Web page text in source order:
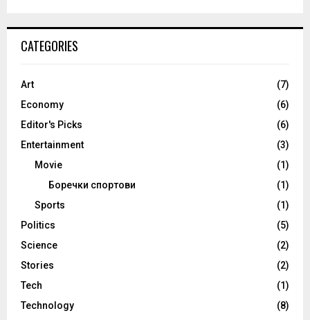
CATEGORIES
Art
(7)
Economy
(6)
Editor's Picks
(6)
Entertainment
(3)
Movie
(1)
Боречки спортови
(1)
Sports
(1)
Politics
(5)
Science
(2)
Stories
(2)
Tech
(1)
Technology
(8)